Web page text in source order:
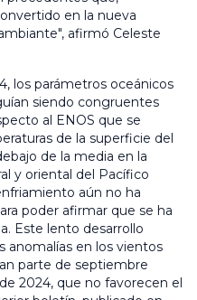
en la nueva
afirmó Celeste
los parámetros oceánicos
siendo congruentes
al ENOS que se
de la superficie del
de la media en la
y oriental del Pacífico
aún no ha
poder afirmar que se ha
Este lento desarrollo
anomalías en los vientos
parte de septiembre
2024, que no favorecen el